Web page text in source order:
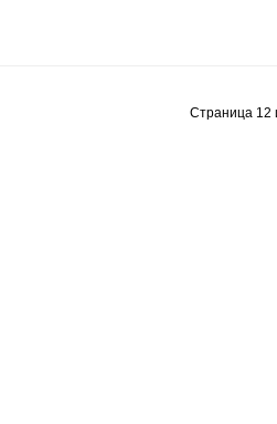
Страница 12